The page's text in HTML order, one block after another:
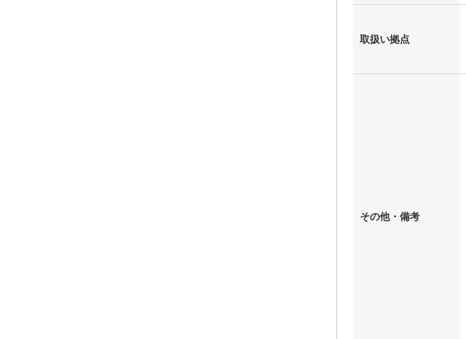
取扱い拠点
その他・備考